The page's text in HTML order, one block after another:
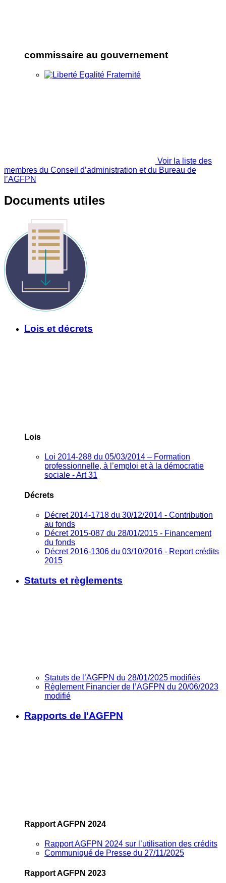
commissaire au gouvernement
Voir la liste des
membres du Conseil d’administration et du Bureau de
l’AGFPN
Documents utiles
Lois et décrets
Lois
Loi 2014-288 du 05/03/2014 – Formation
professionnelle, à l’emploi et à la démocratie
sociale - Art 31
Décrets
Décret 2014-1718 du 30/12/2014 - Contribution
au fonds
Décret 2015-087 du 28/01/2015 - Financement
du fonds
Décret 2016-1306 du 03/10/2016 - Report crédits
2015
Statuts et règlements
Statuts de l’AGFPN du 28/01/2025 modifiés
Règlement Financier de l’AGFPN du 20/06/2023
modifié
Rapports de l'AGFPN
Rapport AGFPN 2024
Rapport AGFPN 2024 sur l’utilisation des crédits
Communiqué de Presse du 27/11/2025
Rapport AGFPN 2023